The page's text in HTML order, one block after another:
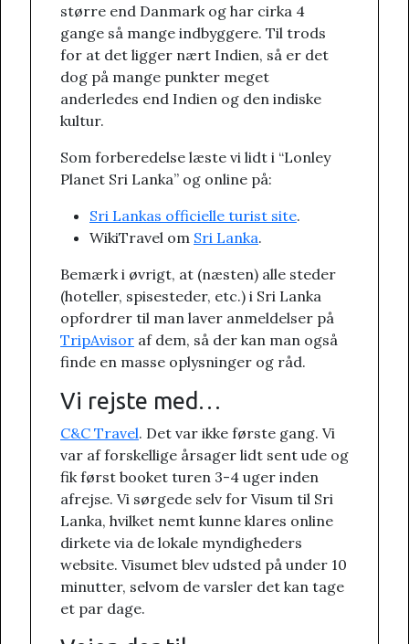
større end Danmark og har cirka 4
gange så mange indbyggere. Til trods
for at det ligger nært Indien, så er det
dog på mange punkter meget
anderledes end Indien og den indiske
kultur.
Som forberedelse læste vi lidt i “Lonley
Planet Sri Lanka” og online på:
Sri Lankas officielle turist site.
WikiTravel om Sri Lanka.
Bemærk i øvrigt, at (næsten) alle steder
(hoteller, spisesteder, etc.) i Sri Lanka
opfordrer til man laver anmeldelser på
TripAvisor af dem, så der kan man også
finde en masse oplysninger og råd.
Vi rejste med…
C&C Travel. Det var ikke første gang. Vi
var af forskellige årsager lidt sent ude og
fik først booket turen 3-4 uger inden
afrejse. Vi sørgede selv for Visum til Sri
Lanka, hvilket nemt kunne klares online
dirkete via de lokale myndigheders
website. Visumet blev udsted på under 10
minutter, selvom de varsler det kan tage
et par dage.